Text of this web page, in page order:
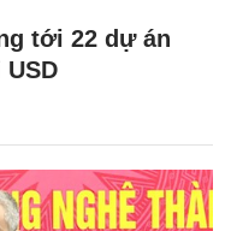
tới 22 dự án